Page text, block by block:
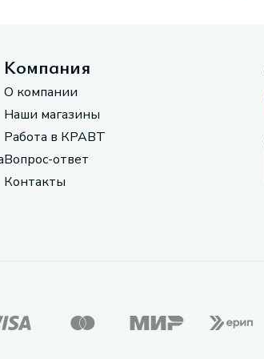
Компания
О компании
Наши магазины
Работа в КРАВТ
Вопрос-ответ
Контакты